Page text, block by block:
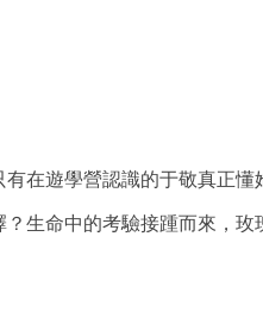
在遊學營認識的于敬真正懂
生命中的考驗接踵而來，玫